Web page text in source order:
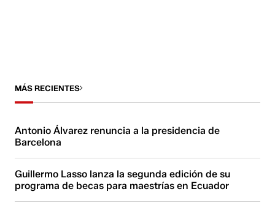
MÁS RECIENTES
Antonio Álvarez renuncia a la presidencia de
Barcelona
Guillermo Lasso lanza la segunda edición de su
programa de becas para maestrías en Ecuador